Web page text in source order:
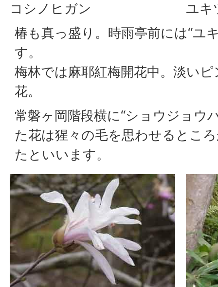
コシノヒガン
ユキ
椿も真っ盛り。時雨亭前には“ユ
す。
梅林では麻耶紅梅開花中。淡い
花。
常磐ヶ岡階段横に“ショウジョウ
た花は猩々の毛を思わせるとこ
たといいます。